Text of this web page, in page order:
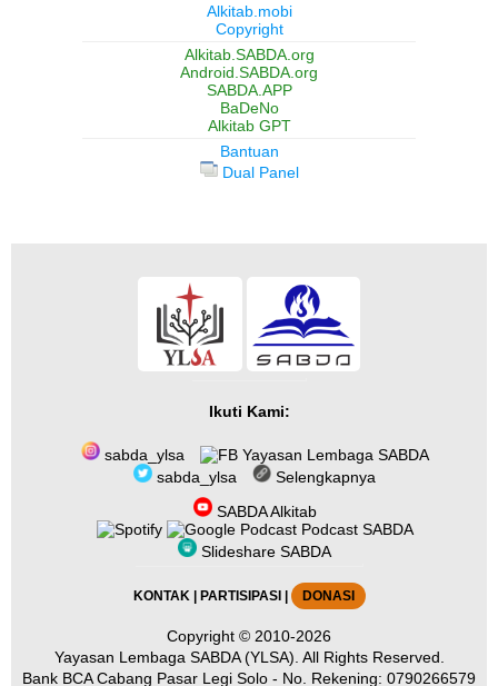
Alkitab.mobi
Copyright
Alkitab.SABDA.org
Android.SABDA.org
SABDA.APP
BaDeNo
Alkitab GPT
Bantuan
Dual Panel
Ikuti Kami:
sabda_ylsa
Yayasan Lembaga SABDA
sabda_ylsa
Selengkapnya
SABDA Alkitab
Podcast SABDA
Slideshare SABDA
KONTAK| PARTISIPASI DONASI
Copyright © 2010-2026
Yayasan Lembaga SABDA (YLSA). All Rights Reserved.
Bank BCA Cabang Pasar Legi Solo - No. Rekening: 0790266579